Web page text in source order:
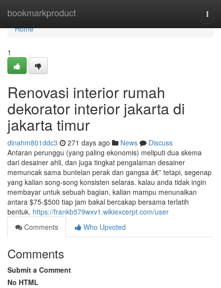
bookmarkproduct
Home
Home
1
Renovasi interior rumah
dekorator interior jakarta di
jakarta timur
dinahm801ddc3 271 days ago News
Discuss
Antaran perunggu (yang paling ekonomis) meliputi dua skema
dari desainer ahli, dan juga tingkat pengalaman desainer
memuncak sama buntelan perak dan gangsa â€” tetapi, segenap
yang kalian song-song konsisten selaras. kalau anda tidak ingin
membayar untuk sebuah bagian, kalian mampu menunaikan
antara $75-$500 tiap jam bakal bercakap bersama terlatih
bentuk. https://frankb579wxv1.wikiexcerpt.com/user
Comments
Who Upvoted
Comments
Submit a Comment
No HTML